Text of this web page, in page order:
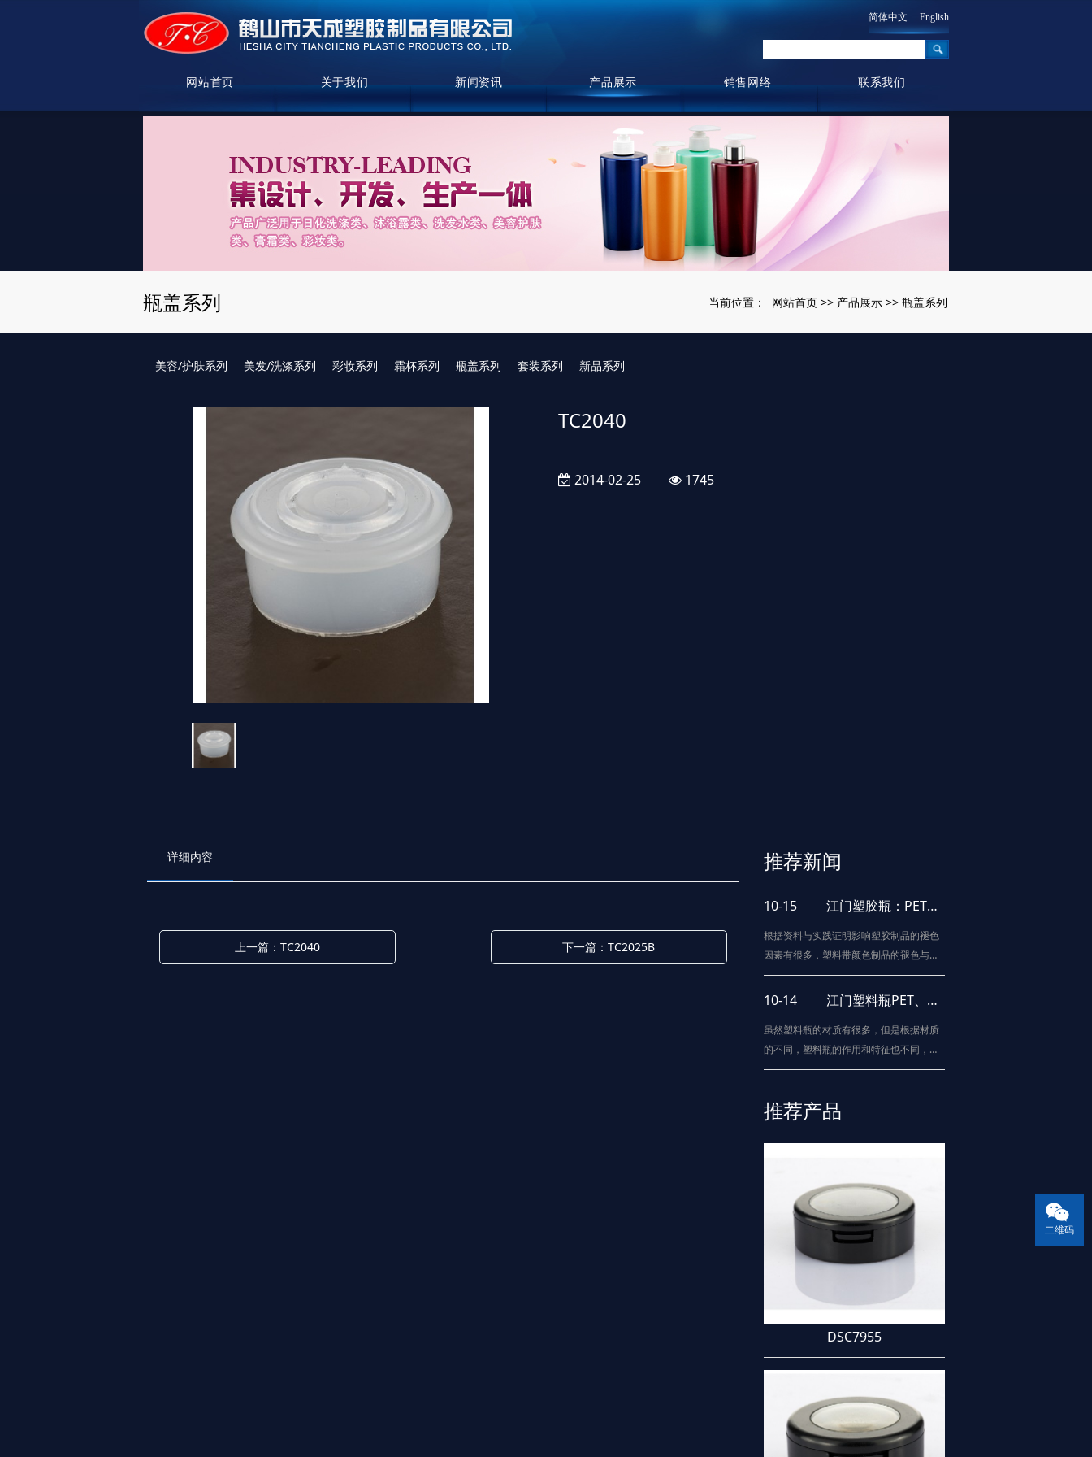
简体中文 English
网站首页 关于我们 新闻资讯 产品展示 销售网络 联系我们
瓶盖系列 当前位置： 网站首页 >> 产品展示 >> 瓶盖系列
美容/护肤系列 美发/洗涤系列 彩妆系列 霜杯系列 瓶盖系列 套装系列 新品系列
TC2040
2014-02-25 1745
详细内容
上一篇：TC2040 下一篇：TC2025B
推荐新闻
10-15 江门塑胶瓶：PET塑料瓶的物理回收处理法
根据资料与实践证明影响塑胶制品的褪色
因素有很多，塑料带颜色制品的褪色与颜
料、染料的耐光性、抗氧性、耐热性、耐
酸碱性以及所用树脂的特性有关。在生产
剂、分散剂、载体树脂和防老化助剂的上
述性能进行综合评定后才可选用，以下是
常规的影响产品变色的原因以及物流性
10-14 江门塑料瓶PET、PE、 PVC的区别有哪些
虽然塑料瓶的材质有很多，但是根据材质
的不同，塑料瓶的作用和特征也不同，所
以请试着比较塑料瓶和塑料瓶。特性：PE
相比质量相对轻，有透明性，燃烧时的火
场上销售的高密度聚乙烯（HARE），密度
推荐产品
DSC7955
二维码